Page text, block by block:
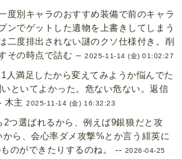
度別キャラのおすすめ装備で前のキャラ
ンでゲットした遺物を上書きしてしまう
二度排出されない謎のクソ仕様付き。削
その時点で詰む --2025-11-14 (金) 01:02:27
満足したから変えてみようか悩んでた
といてよかった。危ない危ない。返信
木主2025-11-14 (金) 16:32:23
つ選ばれるから、例えば9銀狼だと攻
ら、会心率ダメ攻撃%とか言う緋英に
のができたりするのね。 -- 2026-04-25